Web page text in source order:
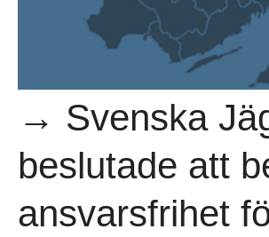
→ Svenska
beslutade att
ansvarsfrihet